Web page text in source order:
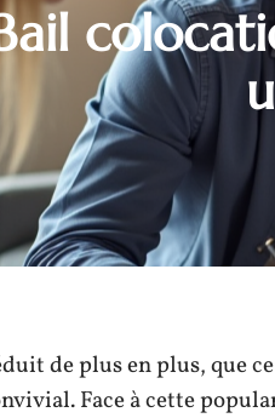
de plus en plus, que
Face à cette